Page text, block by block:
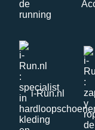
i-Run.nl